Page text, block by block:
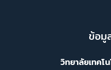
ข้อมู
วิทยาลัยเทคโ